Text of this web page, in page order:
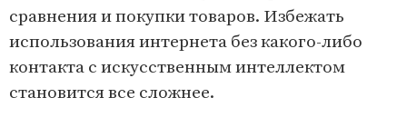
сравнения и покупки товаров. Избежать
использования интернета без какого-либо
контакта с искусственным интеллектом
становится все сложнее.